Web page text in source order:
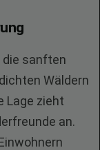
sanften
Wäldern
Lage zieht
an.